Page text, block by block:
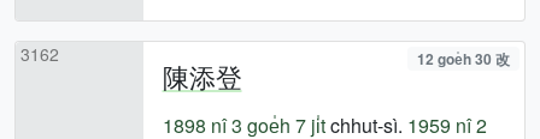
3162
陳添登 12 goe̍h 30 改
1898 nî3 goe̍h 7 ji̍tchhut-sì. 1959 nî2